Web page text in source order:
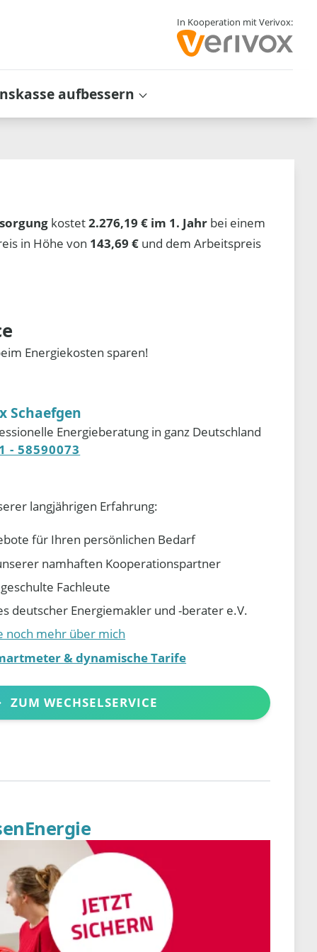
In Kooperation mit Verivox:
aufbessern
kostet2.276,19 € im 1. Jahr bei einem
in Höhe von 143,69 € und dem Arbeitspreis
Energiekosten sparen!
Schaefgen
Energieberatung in ganz Deutschland
- 58590073
langjährigen Erfahrung:
für Ihren persönlichen Bedarf
namhaften Kooperationspartner
Fachleute
deutscher Energiemakler und -berater e.V.
noch mehr über mich
& dynamische Tarife
ZUM WECHSELSERVICE